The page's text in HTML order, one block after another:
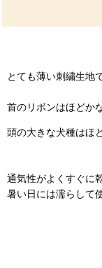
とても薄い刺繍生地
首のリボンはほどか
頭の大きな犬種はほ
通気性がよくすぐに
暑い日には濡らして